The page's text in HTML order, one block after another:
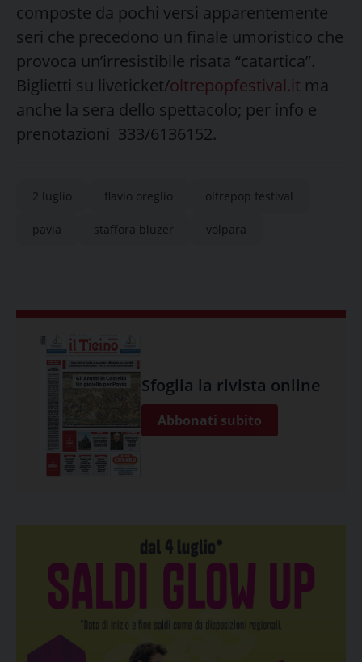
composte da pochi versi apparentemente
seri che precedono un finale umoristico che
provoca un’irresistibile risata “catartica”.
Biglietti su liveticket/oltrepopfestival.it ma
anche la sera dello spettacolo; per info e
prenotazioni 333/6136152.
2 luglio flavio oreglio oltrepop festival
pavia staffora bluzer volpara
Sfoglia la rivista online
Abbonati subito